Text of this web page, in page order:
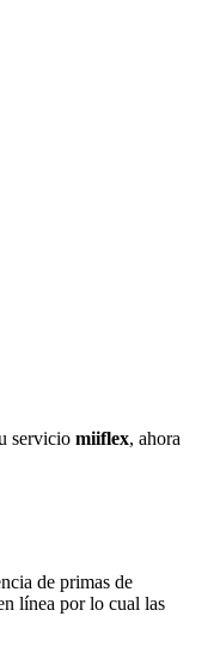
servicio miiflex, ahora
de primas de
línea por lo cual las